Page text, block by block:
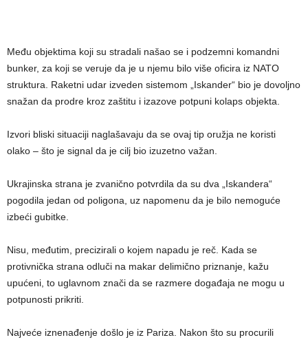
Među objektima koji su stradali našao se i podzemni komandni
bunker, za koji se veruje da je u njemu bilo više oficira iz NATO
struktura. Raketni udar izveden sistemom „Iskander“ bio je dovoljno
snažan da prodre kroz zaštitu i izazove potpuni kolaps objekta.
Izvori bliski situaciji naglašavaju da se ovaj tip oružja ne koristi
olako – što je signal da je cilj bio izuzetno važan.
Ukrajinska strana je zvanično potvrdila da su dva „Iskandera“
pogodila jedan od poligona, uz napomenu da je bilo nemoguće
izbeći gubitke.
Nisu, međutim, precizirali o kojem napadu je reč. Kada se
protivnička strana odluči na makar delimično priznanje, kažu
upućeni, to uglavnom znači da se razmere događaja ne mogu u
potpunosti prikriti.
Najveće iznenađenje došlo je iz Pariza. Nakon što su procurili